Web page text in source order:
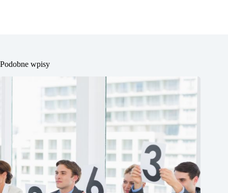
Podobne wpisy